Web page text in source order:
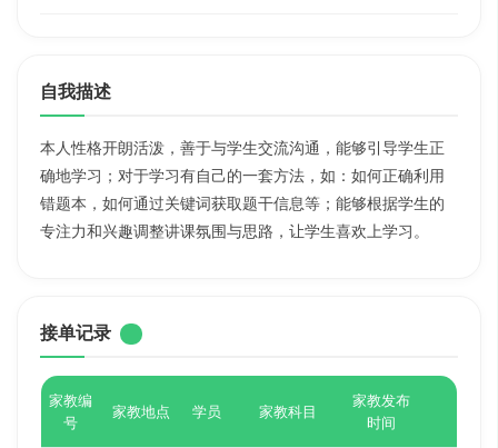
自我描述
本人性格开朗活泼，善于与学生交流沟通，能够引导学生正
确地学习；对于学习有自己的一套方法，如：如何正确利用
错题本，如何通过关键词获取题干信息等；能够根据学生的
专注力和兴趣调整讲课氛围与思路，让学生喜欢上学习。
接单记录
家教编
号
家教地点 学员 家教科目
家教发布
时间